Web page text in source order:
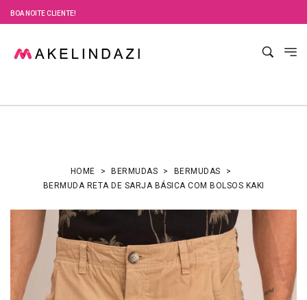
BOA NOITE CLIENTE!
HOME BERMUDAS
BERMUDAS
BERMUDA RETA DE SARJA BÁSICA COM BOLSOS KAKI